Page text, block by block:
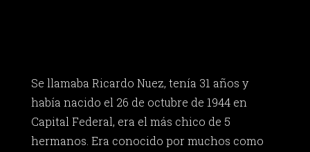
Se llamaba Ricardo Nuez, tenía 31 años y
había nacido el 26 de octubre de 1944 en
Capital Federal, era el más chico de 5
hermanos. Era conocido por muchos como